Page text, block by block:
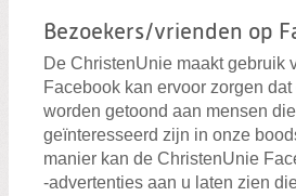
Bezoekers/vrienden op
De ChristenUnie maakt gebruik
Facebook kan ervoor zorgen
worden getoond aan mensen
geïnteresseerd zijn in onze
manier kan de ChristenUnie
-advertenties aan u laten zien